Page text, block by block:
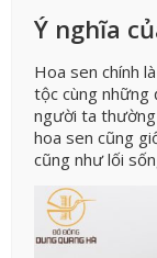
Ý nghĩa
Hoa sen chính
tộc cùng những
người ta
hoa sen cũng
cũng như lối